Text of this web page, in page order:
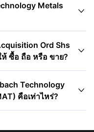
Metals

Ord Shs
ซื้อ ถือ หรือ ขาย?

Technology
คือเท่าไหร่?
